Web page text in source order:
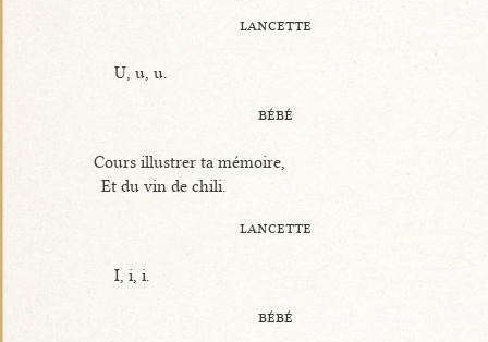
lancette
U, u, u.
bébé
Cours illustrer ta mémoire,
Et du vin de chili.
lancette
I, i, i.
bébé